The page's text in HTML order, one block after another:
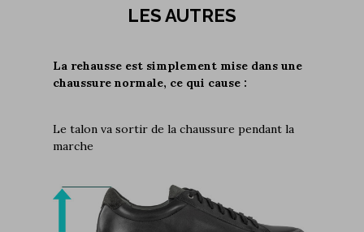
LES AUTRES
La rehausse est simplement mise dans une
chaussure normale, ce qui cause :
Le talon va sortir de la chaussure pendant la
marche